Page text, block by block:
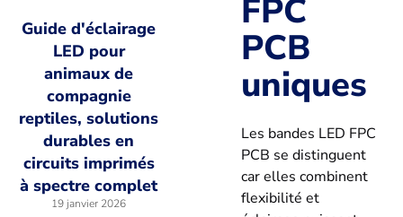
Guide d'éclairage
LED pour
animaux de
compagnie
reptiles, solutions
durables en
circuits imprimés
à spectre complet
19 janvier 2026
FPC
PCB
uniques
Les bandes LED FPC
PCB se distinguent
car elles combinent
flexibilité et